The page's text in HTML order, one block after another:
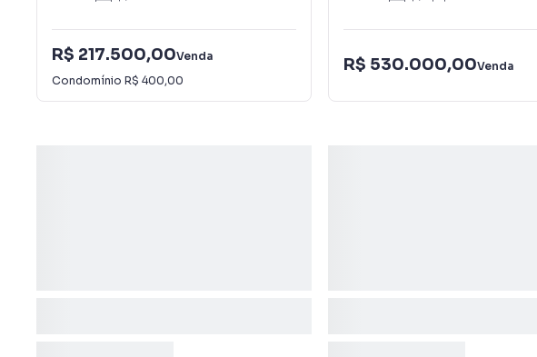
R$ 217.500,00Venda
Condomínio R$ 400,00
R$ 530.000,00Venda